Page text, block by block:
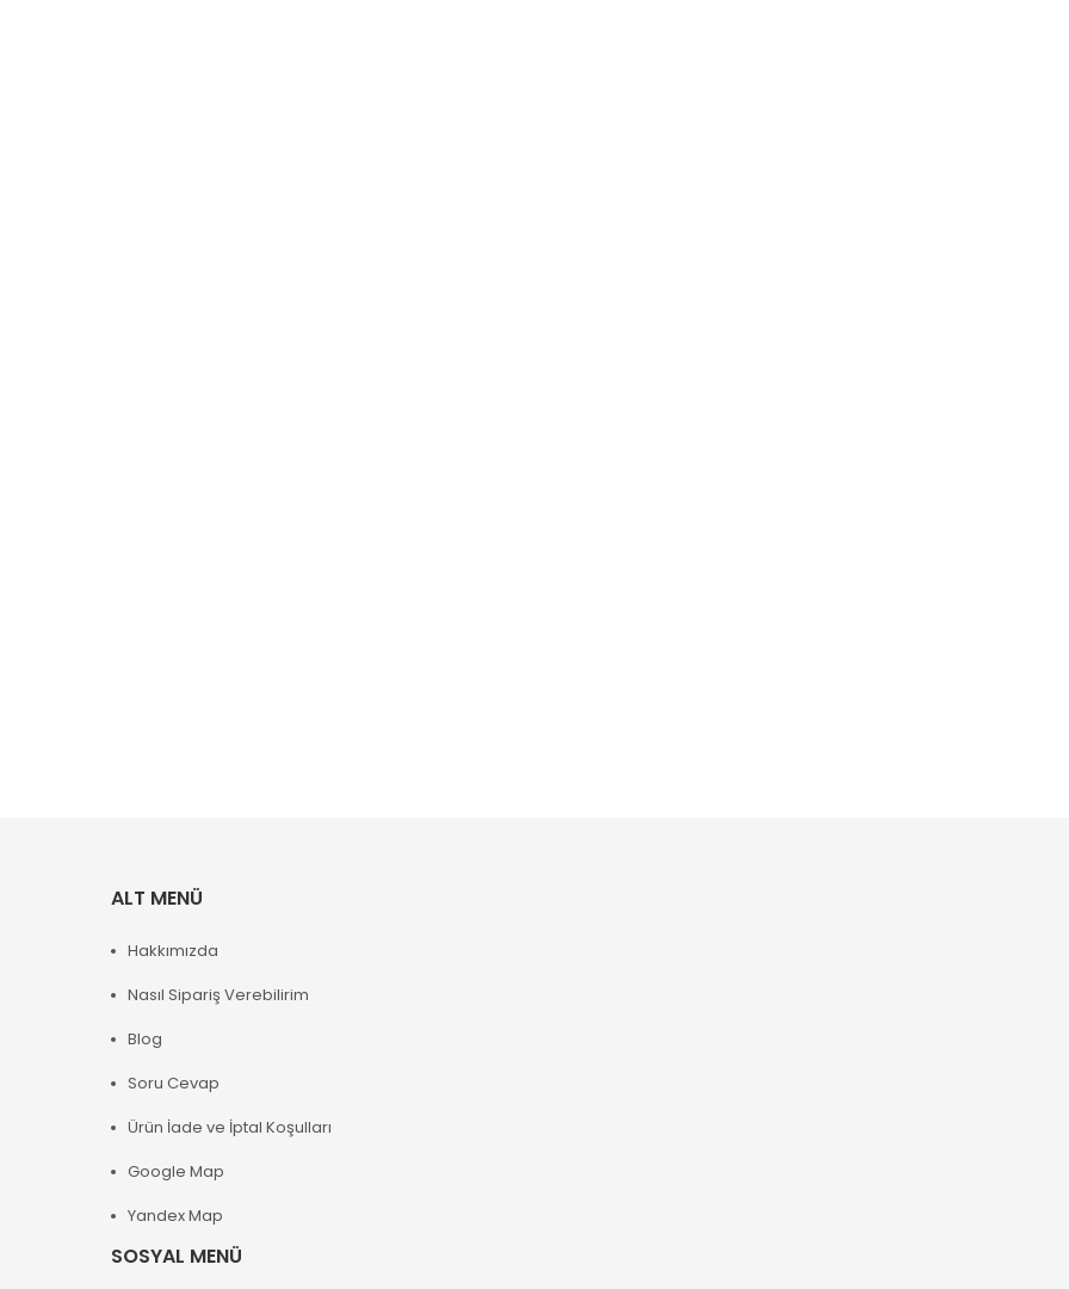
ALT MENÜ
Hakkımızda
Nasıl Sipariş Verebilirim
Blog
Soru Cevap
Ürün İade ve İptal Koşulları
Google Map
Yandex Map
SOSYAL MENÜ